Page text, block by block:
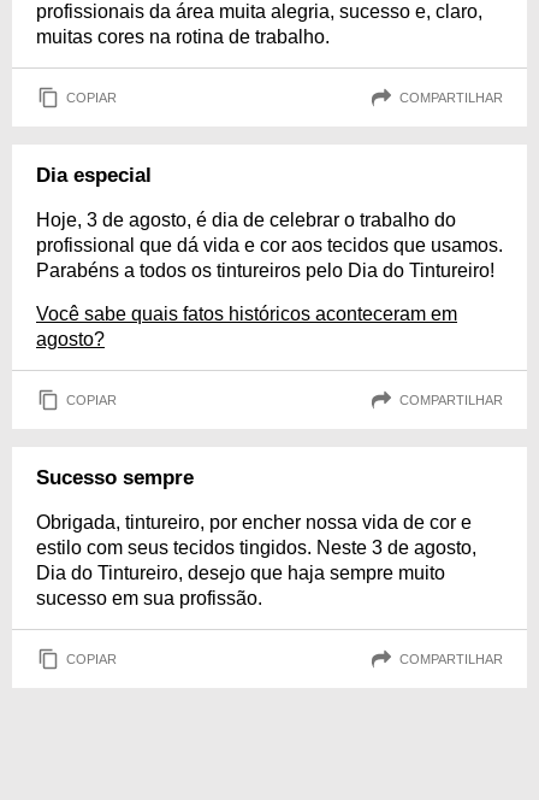
profissionais da área muita alegria, sucesso e, claro,
muitas cores na rotina de trabalho.
COPIAR COMPARTILHAR
Dia especial
Hoje, 3 de agosto, é dia de celebrar o trabalho do
profissional que dá vida e cor aos tecidos que usamos.
Parabéns a todos os tintureiros pelo Dia do Tintureiro!
Você sabe quais fatos históricos aconteceram em
agosto?
COPIAR COMPARTILHAR
Sucesso sempre
Obrigada, tintureiro, por encher nossa vida de cor e
estilo com seus tecidos tingidos. Neste 3 de agosto,
Dia do Tintureiro, desejo que haja sempre muito
sucesso em sua profissão.
COPIAR COMPARTILHAR